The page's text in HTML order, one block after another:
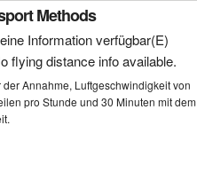
Methods
Information verfügbar(E)
flying distance info available.
der Annahme, Luftgeschwindigkeit von
pro Stunde und 30 Minuten mit dem